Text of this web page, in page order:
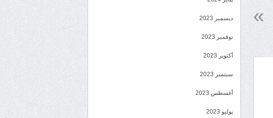
ديسمبر 2023
نوفمبر 2023
أكتوبر 2023
سبتمبر 2023
أغسطس 2023
يوليو 2023